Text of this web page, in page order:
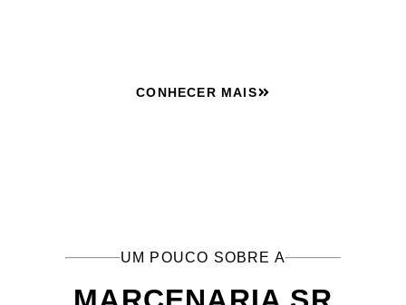
CONHECER MAIS
UM POUCO SOBRE A